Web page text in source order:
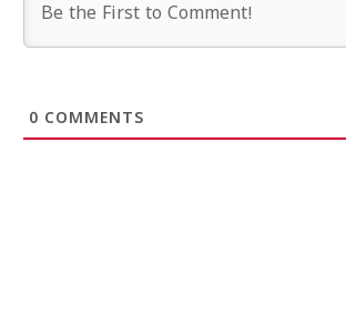
0 COMMENTS